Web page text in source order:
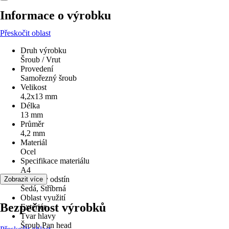
Informace o výrobku
Přeskočit oblast
Druh výrobku
Šroub / Vrut
Provedení
Samořezný šroub
Velikost
4,2x13 mm
Délka
13 mm
Průměr
4,2 mm
Materiál
Ocel
Specifikace materiálu
A4
Barevný odstín
Šedá, Stříbrná
Oblast využití
Exteriér
Tvar hlavy
Šroub Pan head
Zobrazit více
Bezpečnost výrobků